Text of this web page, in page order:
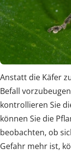
Anstatt die Käfer
Befall
kontrollieren Sie
können Sie die
beobachten, ob
Gefahr mehr ist,